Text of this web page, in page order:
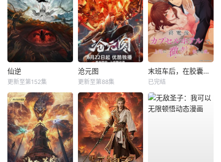
仙逆
更新至第152集
沧元图
更新至第88集
末班车后，在胶囊旅馆向上司传递微热的夜晚
已完结